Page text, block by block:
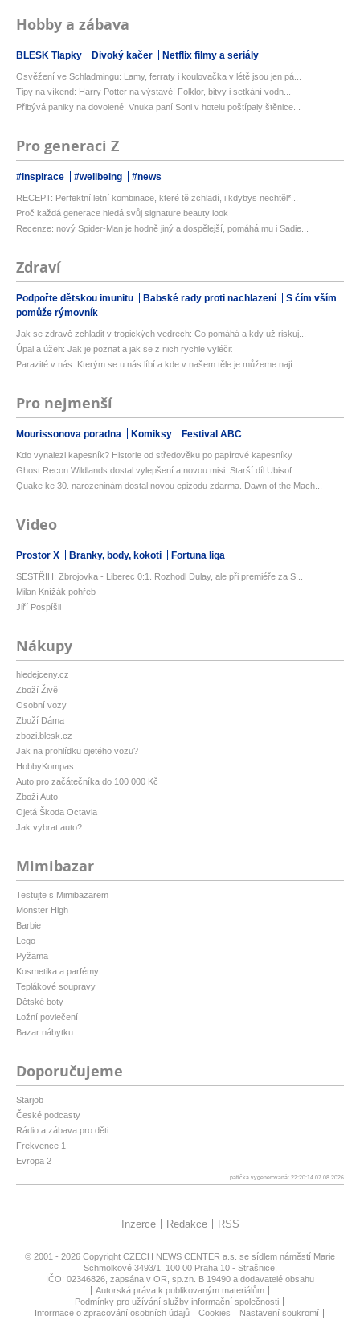
Hobby a zábava
BLESK Tlapky Divoký kačer Netflix filmy a seriály
Osvěžení ve Schladmingu: Lamy, ferraty i koulovačka v létě jsou jen pá...
Tipy na víkend: Harry Potter na výstavě! Folklor, bitvy i setkání vodn...
Přibývá paniky na dovolené: Vnuka paní Soni v hotelu poštípaly štěnice...
Pro generaci Z
#inspirace #wellbeing #news
RECEPT: Perfektní letní kombinace, které tě zchladí, i kdybys nechtěl*...
Proč každá generace hledá svůj signature beauty look
Recenze: nový Spider-Man je hodně jiný a dospělejší, pomáhá mu i Sadie...
Zdraví
Podpořte dětskou imunitu Babské rady proti nachlazení
S čím vším
pomůže rýmovník
Jak se zdravě zchladit v tropických vedrech: Co pomáhá a kdy už riskuj...
Úpal a úžeh: Jak je poznat a jak se z nich rychle vyléčit
Parazité v nás: Kterým se u nás líbí a kde v našem těle je můžeme nají...
Pro nejmenší
Mourissonova poradna Komiksy Festival ABC
Kdo vynalezl kapesník? Historie od středověku po papírové kapesníky
Ghost Recon Wildlands dostal vylepšení a novou misi. Starší díl Ubisof...
Quake ke 30. narozeninám dostal novou epizodu zdarma. Dawn of the Mach...
Video
Prostor X Branky, body, kokoti Fortuna liga
SESTŘIH: Zbrojovka - Liberec 0:1. Rozhodl Dulay, ale při premiéře za S...
Milan Knížák pohřeb
Jiří Pospíšil
Nákupy
hledejceny.cz
Zboží Živě
Osobní vozy
Zboží Dáma
zbozi.blesk.cz
Jak na prohlídku ojetého vozu?
HobbyKompas
Auto pro začátečníka do 100 000 Kč
Zboží Auto
Ojetá Škoda Octavia
Jak vybrat auto?
Mimibazar
Testujte s Mimibazarem
Monster High
Barbie
Lego
Pyžama
Kosmetika a parfémy
Teplákové soupravy
Dětské boty
Ložní povlečení
Bazar nábytku
Doporučujeme
Starjob
České podcasty
Rádio a zábava pro děti
Frekvence 1
Evropa 2
patička vygenerovaná: 22:20:14 07.08.2026
Inzerce Redakce RSS
© 2001 - 2026 Copyright CZECH NEWS CENTER a.s. se sídlem náměstí Marie
Schmolkové 3493/1, 100 00 Praha 10 - Strašnice,
IČO: 02346826, zapsána v OR, sp.zn. B 19490 a dodavatelé obsahu
Autorská práva k publikovaným materiálům
Podmínky pro užívání služby informační společnosti
Informace o zpracování osobních údajů
Cookies
Nastavení soukromí